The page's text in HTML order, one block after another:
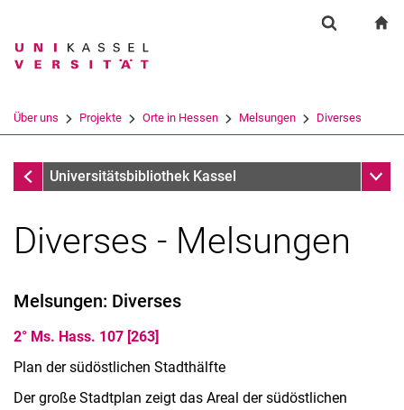
Springe direkt zu: Inhalt
Springe direkt zu: Suche
Springe direkt zu:
Suchbegriff
Suchen (öffnet externen Link in einem
Über uns Projekte Orte in Hessen Melsungen Diverses
Melsungen
Universitätsbibliothek Kassel
Diverses - Melsungen
Melsungen: Diverses
2° Ms. Hass. 107 [263]
Plan der südöstlichen Stadthälfte
Der große Stadtplan zeigt das Areal der südöstlichen